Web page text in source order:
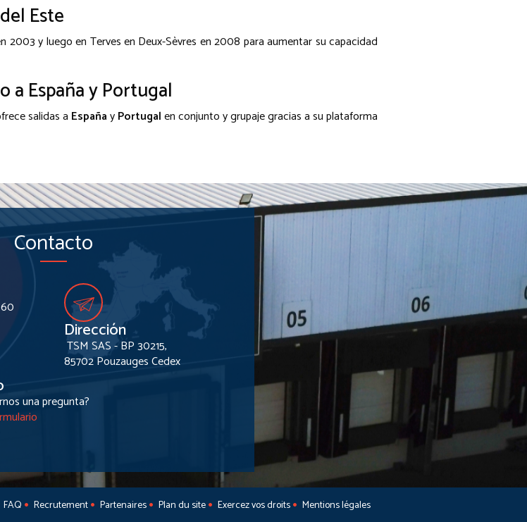
Este
2003 y luego en Terves en Deux-Sèvres en 2008 para aumentar su capacidad
a España y Portugal
salidas a EspañayPortugalen conjunto y grupaje gracias a su plataforma
Contacto
Dirección
TSM SAS - BP 30215,
85702 Pouzauges Cedex
una pregunta?
FAQ Recrutement Partenaires Plan du site Exercez vos droits Mentions légales